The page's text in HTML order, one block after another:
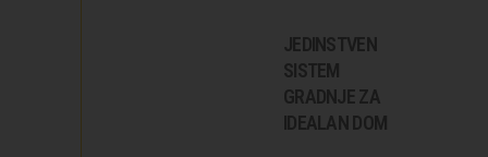
JEDINSTVEN
SISTEM
GRADNJE ZA
IDEALAN DOM